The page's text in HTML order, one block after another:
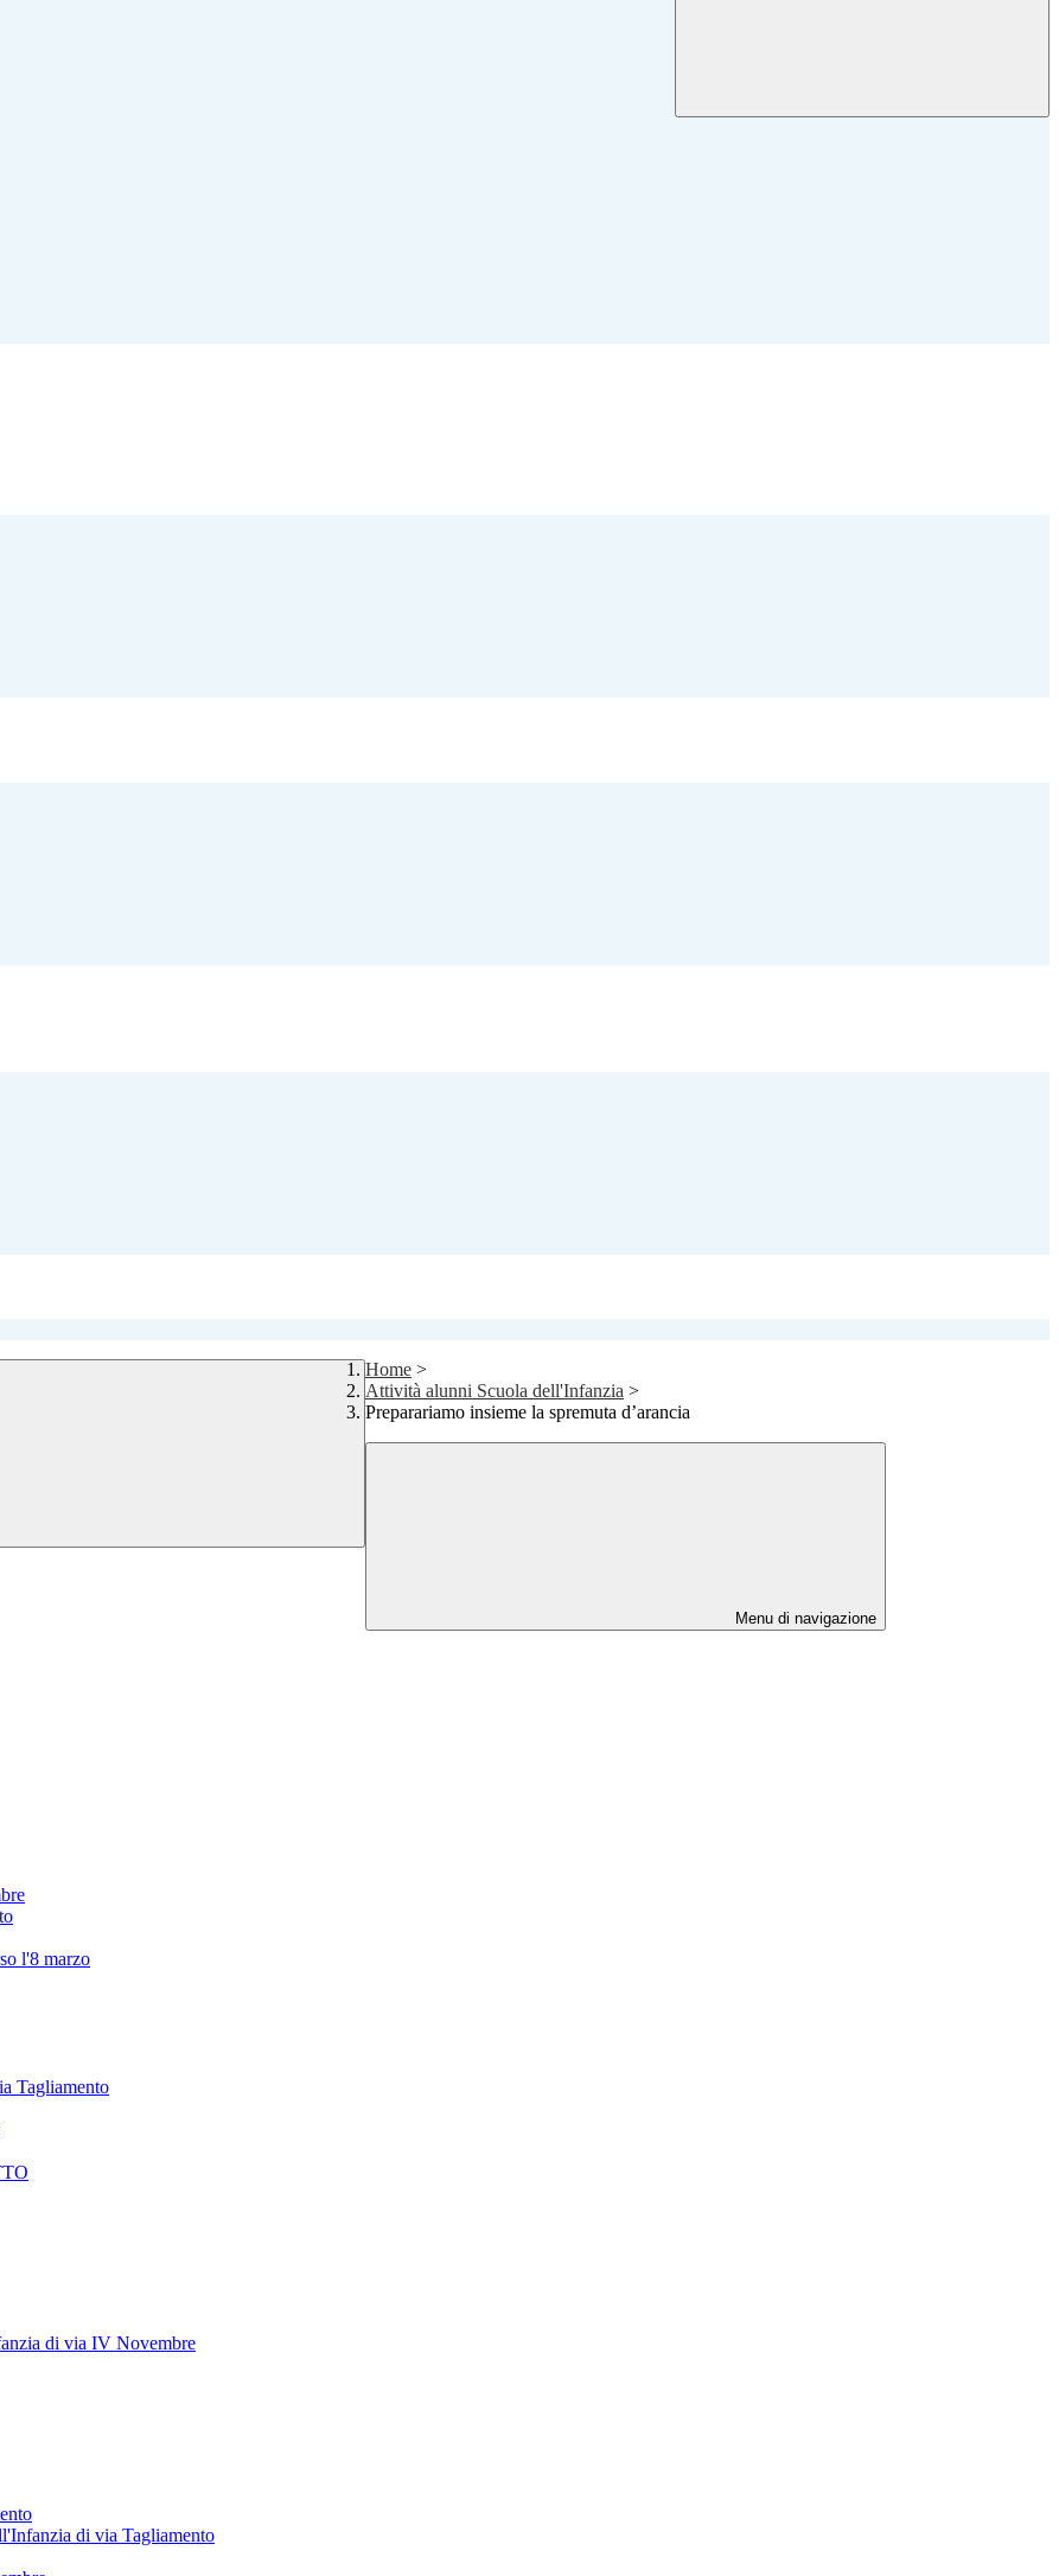
Home >
Attività alunni Scuola dell'Infanzia >
Preparariamo insieme la spremuta d’arancia
Menu di navigazione
l'8 marzo
Tagliamento
di via IV Novembre
di via Tagliamento